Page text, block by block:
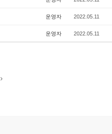
운영자 2022.05.11
운영자 2022.05.11